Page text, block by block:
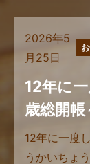
2026年5
月25日
12年に
歳総開帳
12年に一度
うかいちょ